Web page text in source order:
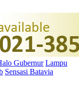
Gubernur Lampu
Sensasi Batavia